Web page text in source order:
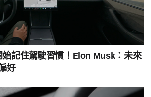
始記住駕駛習慣！Elon Musk：未來
好